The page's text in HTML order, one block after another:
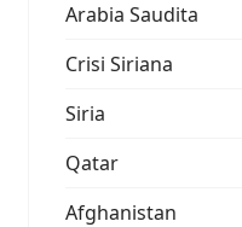
Arabia Saudita
Crisi Siriana
Siria
Qatar
Afghanistan